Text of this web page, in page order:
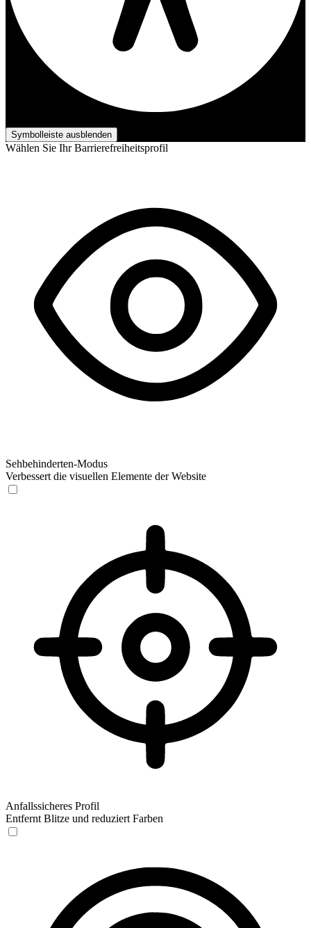
Symbolleiste ausblenden
Wählen Sie Ihr Barrierefreiheitsprofil
Sehbehinderten-Modus
Verbessert die visuellen Elemente der Website
Anfallssicheres Profil
Entfernt Blitze und reduziert Farben